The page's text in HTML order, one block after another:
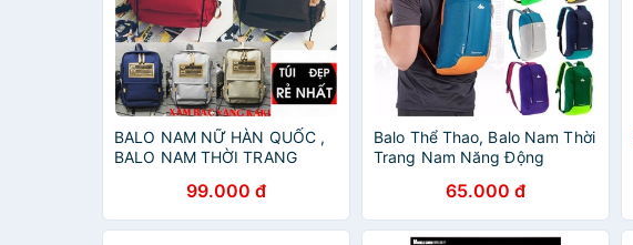
BALO NAM NỮ HÀN QUỐC ,
BALO NAM THỜI TRANG
99.000 đ
Balo Thể Thao, Balo Nam Thời
Trang Nam Năng Động
65.000 đ